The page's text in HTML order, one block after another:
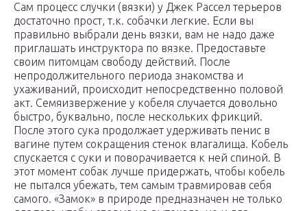
Сам процесс случки (вязки) у Джек Рассел терьеров
достаточно прост, т.к. собачки легкие. Если вы
правильно выбрали день вязки, вам не надо даже
приглашать инструктора по вязке. Предоставьте
своим питомцам свободу действий. После
непродолжительного периода знакомства и
ухаживаний, происходит непосредственно половой
акт. Семяизвержение у кобеля случается довольно
быстро, буквально, после нескольких фрикций.
После этого сука продолжает удерживать пенис в
вагине путем сокращения стенок влагалища. Кобель
спускается с суки и поворачивается к ней спиной. В
этот момент собак лучше придержать, чтобы кобель
не пытался убежать, тем самым травмировав себя
самого. «Замок» в природе предназначен не только